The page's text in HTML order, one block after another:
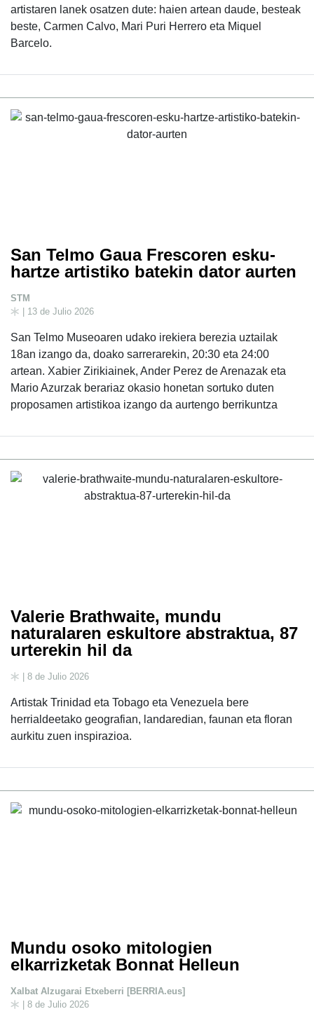
artistaren lanek osatzen dute: haien artean daude, besteak
beste, Carmen Calvo, Mari Puri Herrero eta Miquel
Barcelo.
San Telmo Gaua Frescoren esku-
hartze artistiko batekin dator aurten
STM
| 13 de Julio 2026
San Telmo Museoaren udako irekiera berezia uztailak
18an izango da, doako sarrerarekin, 20:30 eta 24:00
artean. Xabier Zirikiainek, Ander Perez de Arenazak eta
Mario Azurzak berariaz okasio honetan sortuko duten
proposamen artistikoa izango da aurtengo berrikuntza
Valerie Brathwaite, mundu
naturalaren eskultore abstraktua, 87
urterekin hil da
| 8 de Julio 2026
Artistak Trinidad eta Tobago eta Venezuela bere
herrialdeetako geografian, landaredian, faunan eta floran
aurkitu zuen inspirazioa.
Mundu osoko mitologien
elkarrizketak Bonnat Helleun
Xalbat Alzugarai Etxeberri [BERRIA.eus]
| 8 de Julio 2026